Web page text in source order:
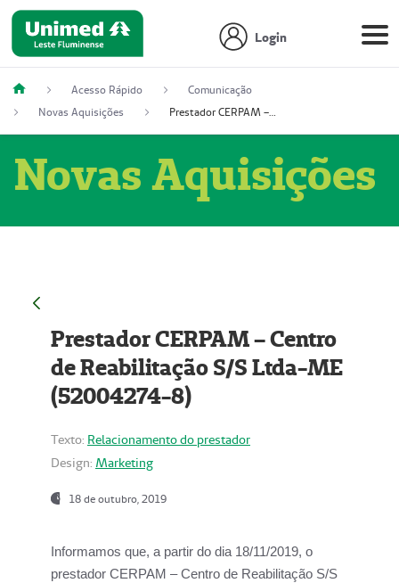
Login
Acesso Rápido
Comunicação
Novas Aquisições
Prestador CERPAM – Centro de Reabilitação S/S Ltda-ME (52004274-8)
Novas Aquisições
Prestador CERPAM – Centro
de Reabilitação S/S Ltda-ME
(52004274-8)
Texto: Relacionamento do prestador
Design: Marketing
18 de outubro, 2019
Informamos que, a partir do dia 18/11/2019, o
prestador CERPAM – Centro de Reabilitação S/S